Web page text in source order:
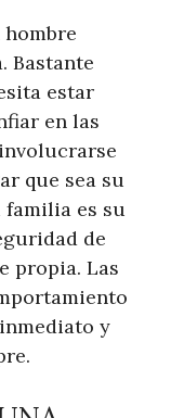
Bastante
estar
en las
que sea su
familia es su
de
propia. Las
y